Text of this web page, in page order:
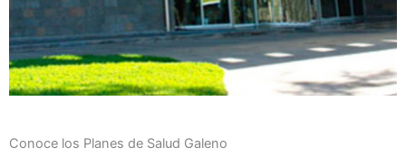
Conoce los Planes de Salud Galeno